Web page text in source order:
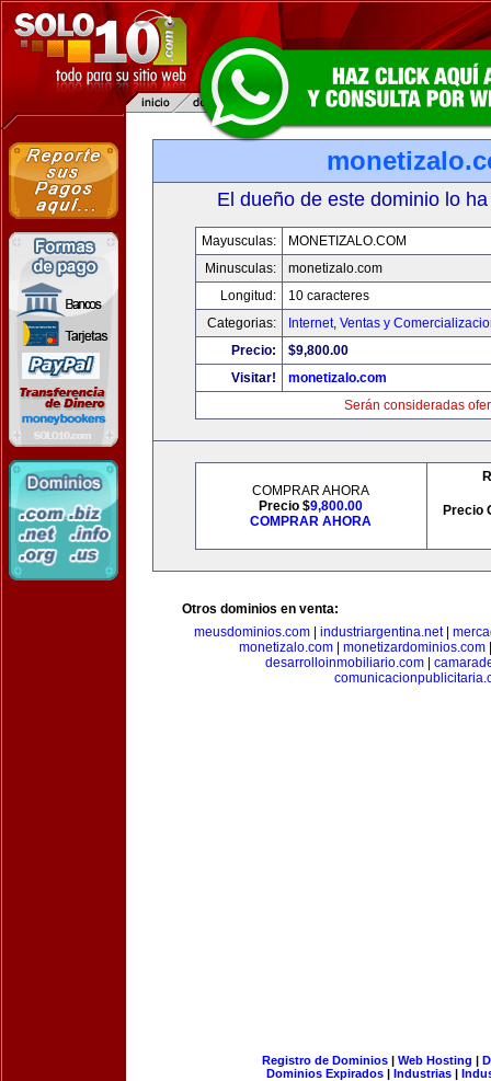
El dueño de este dominio lo
Mayusculas:
MONETIZALO.COM
Minusculas:
monetizalo.com
Longitud:
10 caracteres
Categorias:
Internet, Ventas y
Precio:
$9,800.00
Visitar!
monetizalo.com
Serán consideradas
COMPRAR AHORA
Precio $9,800.00
COMPRAR AHORA
Precio
Otros dominios en venta:
meusdominios.com| industriargentina.net|
monetizalo.com| monetizardominios.com
desarrolloinmobiliario.com
Registro de Dominios| Web Hosting |
Dominios Expirados | Industrias |